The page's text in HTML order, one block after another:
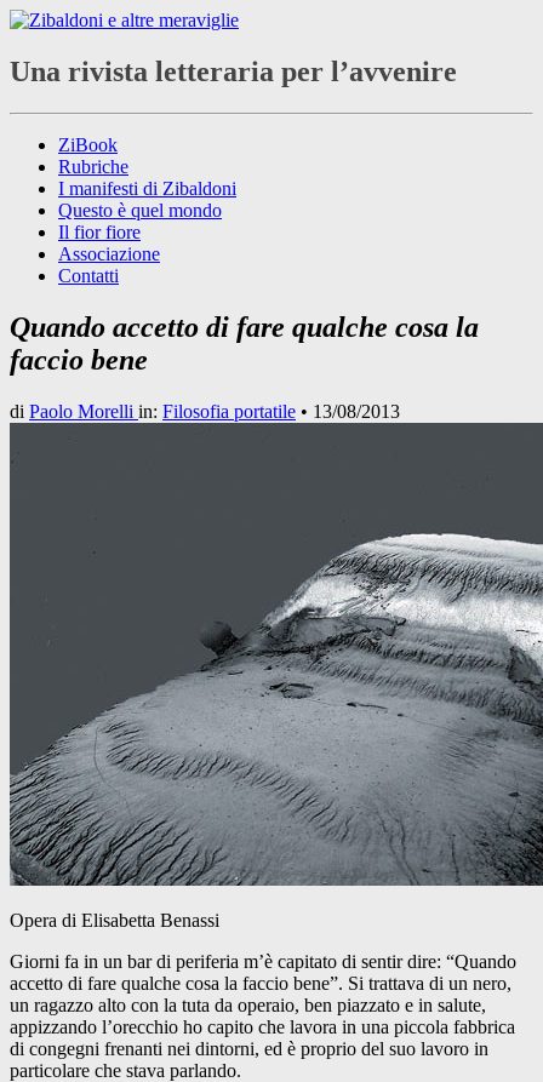
Una rivista letteraria per l’avvenire
ZiBook
Rubriche
I manifesti di Zibaldoni
Questo è quel mondo
Il fior fiore
Associazione
Contatti
Quando accetto di fare qualche cosa la
faccio bene
di Paolo Morelli in: Filosofia portatile • 13/08/2013
Opera di Elisabetta Benassi
Giorni fa in un bar di periferia m’è capitato di sentir dire: “Quando
accetto di fare qualche cosa la faccio bene”. Si trattava di un nero,
un ragazzo alto con la tuta da operaio, ben piazzato e in salute,
appizzando l’orecchio ho capito che lavora in una piccola fabbrica
di congegni frenanti nei dintorni, ed è proprio del suo lavoro in
particolare che stava parlando.